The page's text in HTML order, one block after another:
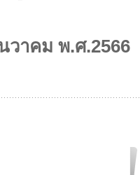
วาคม พ.ศ.2566